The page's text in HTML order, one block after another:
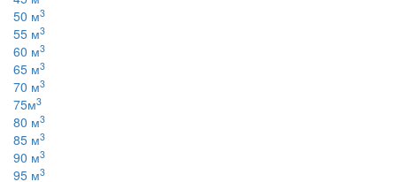
50 м3
55 м3
60 м3
65 м3
70 м3
75м3
80 м3
85 м3
90 м3
95 м3